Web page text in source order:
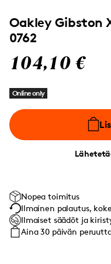
Oakley Gibston
0762
104,10 €
Online only
Nopea toimitus
Ilmainen palautus,
Ilmaiset säädöt ja
Aina 30 päivän